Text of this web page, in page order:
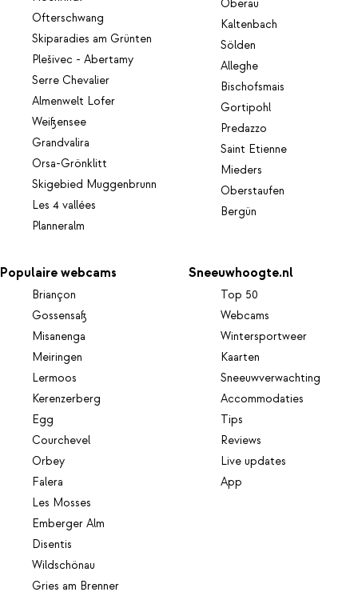
Ofterschwang
Skiparadies am Grünten
Plešivec - Abertamy
Serre Chevalier
Almenwelt Lofer
Weißensee
Grandvalira
Orsa-Grönklitt
Skigebied Muggenbrunn
Les 4 vallées
Planneralm
Oberau
Kaltenbach
Sölden
Alleghe
Bischofsmais
Gortipohl
Predazzo
Saint Etienne
Mieders
Oberstaufen
Bergün
Populaire webcams
Briançon
Gossensaß
Misanenga
Meiringen
Lermoos
Kerenzerberg
Egg
Courchevel
Orbey
Falera
Les Mosses
Emberger Alm
Disentis
Wildschönau
Gries am Brenner
Sneeuwhoogte.nl
Top 50
Webcams
Wintersportweer
Kaarten
Sneeuwverwachting
Accommodaties
Tips
Reviews
Live updates
App